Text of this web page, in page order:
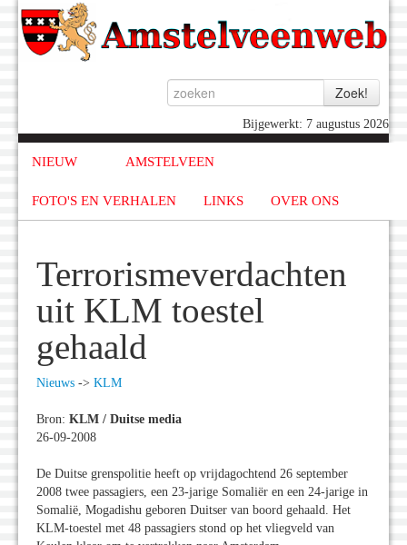
Bijgewerkt: 7 augustus 2026
NIEUW AMSTELVEEN
FOTO'S EN VERHALEN LINKS OVER ONS
Terrorismeverdachten
uit KLM toestel
gehaald
Nieuws -> KLM
Bron: KLM / Duitse media
26-09-2008
De Duitse grenspolitie heeft op vrijdagochtend 26 september
2008 twee passagiers, een 23-jarige Somaliër en een 24-jarige in
Somalië, Mogadishu geboren Duitser van boord gehaald. Het
KLM-toestel met 48 passagiers stond op het vliegveld van